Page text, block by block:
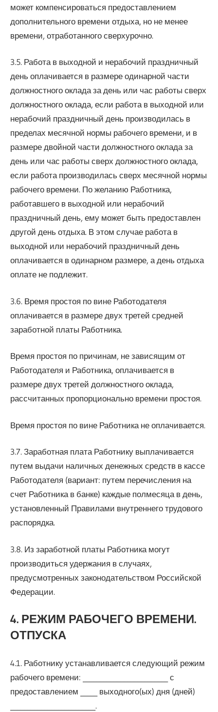
может компенсироваться предоставлением
дополнительного времени отдыха, но не менее
времени, отработанного сверхурочно.
3.5. Работа в выходной и нерабочий праздничный
день оплачивается в размере одинарной части
должностного оклада за день или час работы сверх
должностного оклада, если работа в выходной или
нерабочий праздничный день производилась в
пределах месячной нормы рабочего времени, и в
размере двойной части должностного оклада за
день или час работы сверх должностного оклада,
если работа производилась сверх месячной нормы
рабочего времени. По желанию Работника,
работавшего в выходной или нерабочий
праздничный день, ему может быть предоставлен
другой день отдыха. В этом случае работа в
выходной или нерабочий праздничный день
оплачивается в одинарном размере, а день отдыха
оплате не подлежит.
3.6. Время простоя по вине Работодателя
оплачивается в размере двух третей средней
заработной платы Работника.
Время простоя по причинам, не зависящим от
Работодателя и Работника, оплачивается в
размере двух третей должностного оклада,
рассчитанных пропорционально времени простоя.
Время простоя по вине Работника не оплачивается.
3.7. Заработная плата Работнику выплачивается
путем выдачи наличных денежных средств в кассе
Работодателя (вариант: путем перечисления на
счет Работника в банке) каждые полмесяца в день,
установленный Правилами внутреннего трудового
распорядка.
3.8. Из заработной платы Работника могут
производиться удержания в случаях,
предусмотренных законодательством Российской
Федерации.
4. РЕЖИМ РАБОЧЕГО ВРЕМЕНИ.
ОТПУСКА
4.1. Работнику устанавливается следующий режим
рабочего времени: _________________________ с
предоставлением _____ выходного(ых) дня (дней)
_________________________.